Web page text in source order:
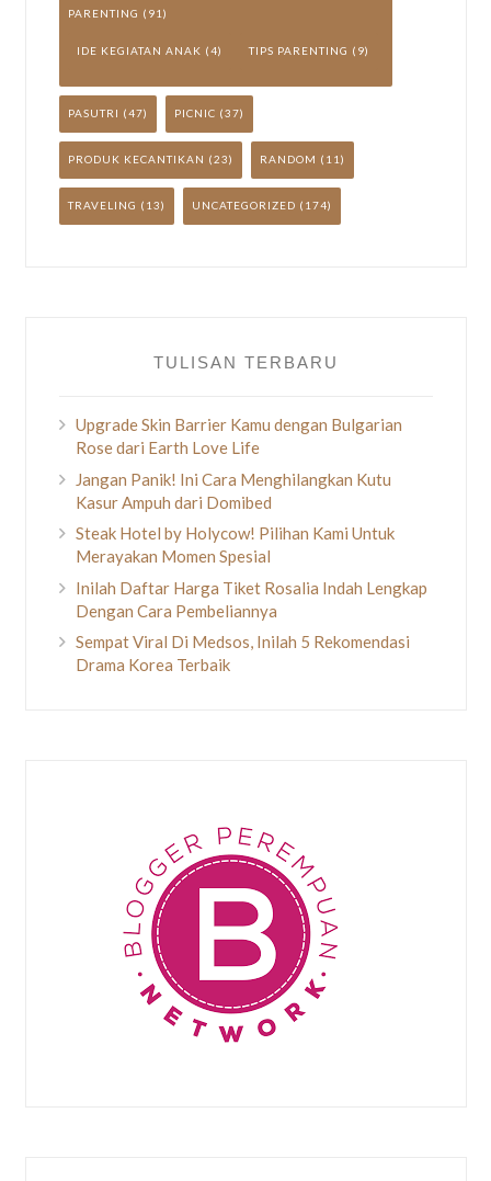
PARENTING (91)
IDE KEGIATAN ANAK (4) TIPS PARENTING (9)
PASUTRI (47) PICNIC (37)
PRODUK KECANTIKAN (23) RANDOM (11)
TRAVELING (13) UNCATEGORIZED (174)
TULISAN TERBARU
Upgrade Skin Barrier Kamu dengan Bulgarian
Rose dari Earth Love Life
Jangan Panik! Ini Cara Menghilangkan Kutu
Kasur Ampuh dari Domibed
Steak Hotel by Holycow! Pilihan Kami Untuk
Merayakan Momen Spesial
Inilah Daftar Harga Tiket Rosalia Indah Lengkap
Dengan Cara Pembeliannya
Sempat Viral Di Medsos, Inilah 5 Rekomendasi
Drama Korea Terbaik